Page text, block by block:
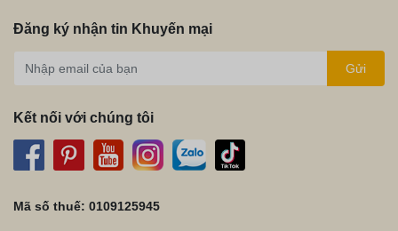
Đăng ký nhận tin Khuyến mại
Gửi
Kết nối với chúng tôi
Mã số thuế: 0109125945